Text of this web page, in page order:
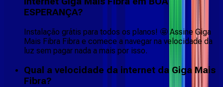
ESPERANÇA?
Instalação grátis para todos os planos! 🤩 Assine Giga
Mais Fibra Fibra e comece a navegar na velocidade da
luz sem pagar nada a mais por isso.
Qual a velocidade da internet da Giga Mais
Fibra?